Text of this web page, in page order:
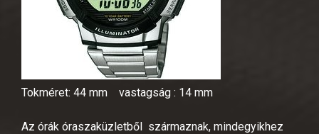
Tokméret: 44 mm vastagság : 14 mm
Az órák óraszaküzletből származnak, mindegyikhez